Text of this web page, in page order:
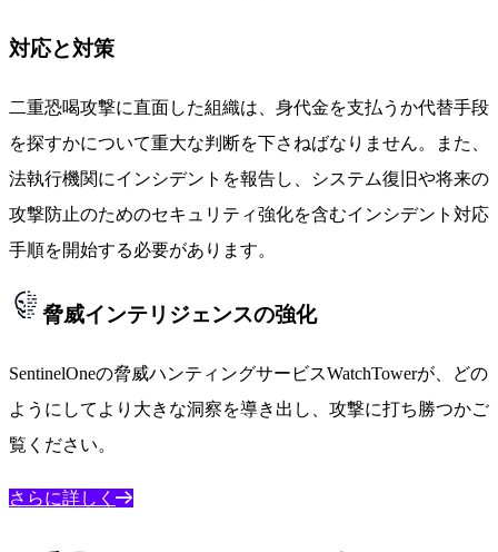
対応と対策
二重恐喝攻撃に直面した組織は、身代金を支払うか代替手段
を探すかについて重大な判断を下さねばなりません。また、
法執行機関にインシデントを報告し、システム復旧や将来の
攻撃防止のためのセキュリティ強化を含むインシデント対応
手順を開始する必要があります。
脅威インテリジェンスの強化
SentinelOneの脅威ハンティングサービスWatchTowerが、どの
ようにしてより大きな洞察を導き出し、攻撃に打ち勝つかご
覧ください。
さらに詳しく